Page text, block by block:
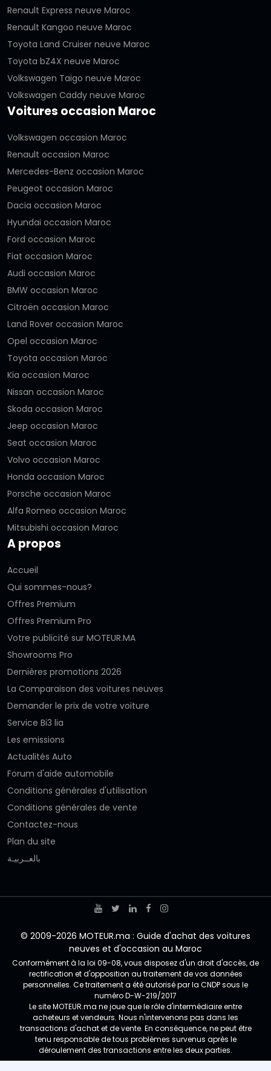
Renault Express neuve Maroc
Renault Kangoo neuve Maroc
Toyota Land Cruiser neuve Maroc
Toyota bZ4X neuve Maroc
Volkswagen Taigo neuve Maroc
Volkswagen Caddy neuve Maroc
Voitures occasion Maroc
Volkswagen occasion Maroc
Renault occasion Maroc
Mercedes-Benz occasion Maroc
Peugeot occasion Maroc
Dacia occasion Maroc
Hyundai occasion Maroc
Ford occasion Maroc
Fiat occasion Maroc
Audi occasion Maroc
BMW occasion Maroc
Citroën occasion Maroc
Land Rover occasion Maroc
Opel occasion Maroc
Toyota occasion Maroc
Kia occasion Maroc
Nissan occasion Maroc
Skoda occasion Maroc
Jeep occasion Maroc
Seat occasion Maroc
Volvo occasion Maroc
Honda occasion Maroc
Porsche occasion Maroc
Alfa Romeo occasion Maroc
Mitsubishi occasion Maroc
A propos
Accueil
Qui sommes-nous?
Offres Premium
Offres Premium Pro
Votre publicité sur MOTEUR.MA
Showrooms Pro
Dernières promotions 2026
La Comparaison des voitures neuves
Demander le prix de votre voiture
Service Bi3 lia
Les emissions
Actualités Auto
Forum d'aide automobile
Conditions générales d'utilisation
Conditions générales de vente
Contactez-nous
Plan du site
بالعــربيـة
© 2009-2026 MOTEUR.ma : Guide d'achat des voitures
neuves et d'occasion au Maroc
Conformément à la loi 09-08, vous disposez d'un droit d'accès, de
rectification et d'opposition au traitement de vos données
personnelles. Ce traitement a été autorisé par la CNDP sous le
numéro D-W-219/2017
Le site MOTEUR.ma ne joue que le rôle d'intermédiaire entre
acheteurs et vendeurs. Nous n'intervenons pas dans les
transactions d'achat et de vente. En conséquence, ne peut être
tenu responsable de tous problèmes survenus après le
déroulement des transactions entre les deux parties.